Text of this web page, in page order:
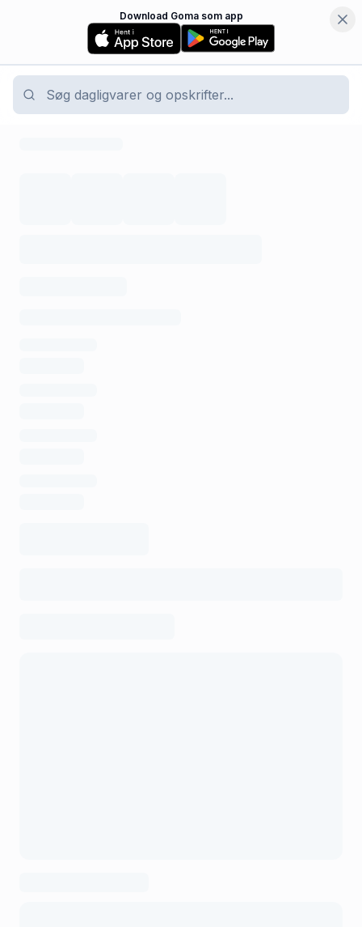
Download Goma som app